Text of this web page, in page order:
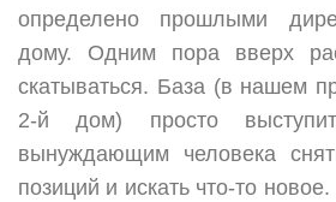
определено прошлыми
дому. Одним пора вверх
скатываться. База (в нашем
2-й дом) просто выступит
вынуждающим человека
позиций и искать что-то